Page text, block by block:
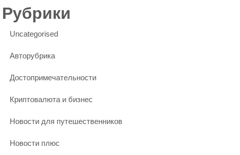
Рубрики
Uncategorised
Авторубрика
Достопримечательности
Криптовалюта и бизнес
Новости для путешественников
Новости плюс